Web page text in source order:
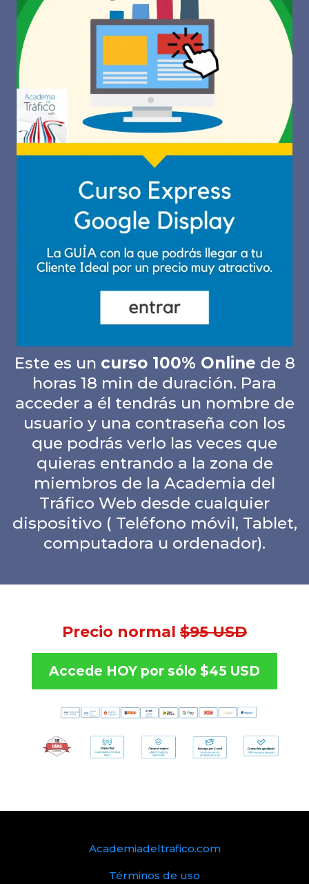
Este es un curso 100% Online de 8
horas 18 min de duración. Para
acceder a él tendrás un nombre de
usuario y una contraseña con los
que podrás verlo las veces que
quieras entrando a la zona de
miembros de la Academia del
Tráfico Web desde cualquier
dispositivo ( Teléfono móvil, Tablet,
computadora u ordenador).
Precio normal $95 USD
Accede HOY por sólo $45 USD
Academiadeltrafico.com
Términos de uso